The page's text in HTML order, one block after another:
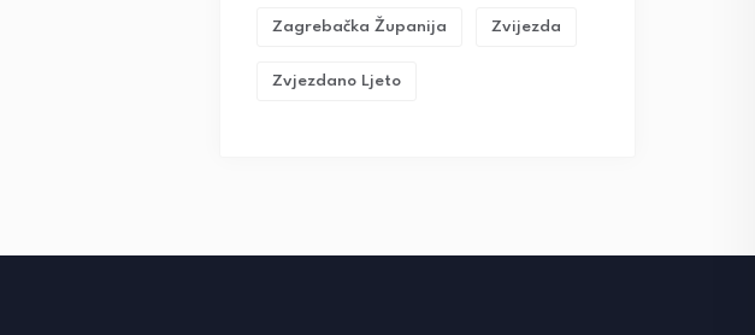
Zagrebačka Županija Zvijezda
Zvjezdano Ljeto